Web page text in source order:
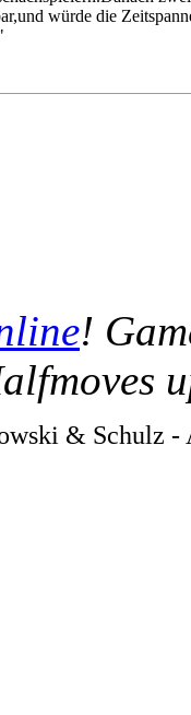
würde die
!
& Schulz